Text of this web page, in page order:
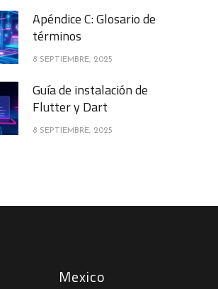
Apéndice C: Glosario de
términos
8 SEPTIEMBRE, 2025
Guía de instalación de
Flutter y Dart
8 SEPTIEMBRE, 2025
Mexico